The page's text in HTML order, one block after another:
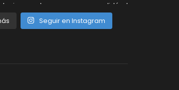
Seguir en Instagram